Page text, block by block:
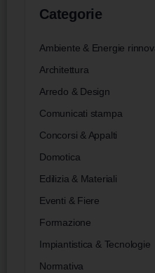
Categorie
Ambiente & Energie
Architettura
Arredo & Design
Comunicati stampa
Concorsi & Appalti
Domotica
Edilizia & Materiali
Eventi & Fiere
Formazione
Impiantistica & Tecnologie
Normativa